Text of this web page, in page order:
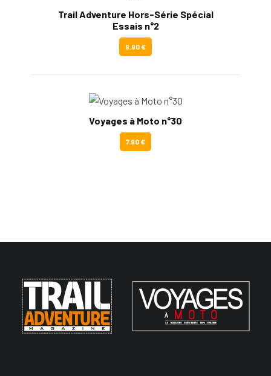
Trail Adventure Hors-Série Spécial
Essais n°2
9.90 €
Voyages à Moto n°30
7.90 €